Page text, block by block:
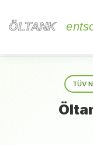
ÖLTANK
ÖLTANK
TÜV